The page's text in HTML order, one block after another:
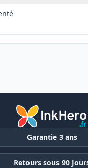
Garantie 3 ans
Retours sous 90